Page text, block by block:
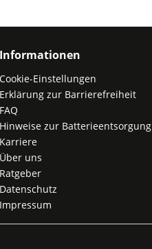
Informationen
Cookie-Einstellungen
Erklärung zur Barrierefreiheit
FAQ
Hinweise zur Batterieentsorgung
Karriere
Über uns
Ratgeber
Datenschutz
Impressum